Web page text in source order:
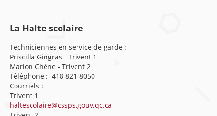
La Halte scolaire
Techniciennes en service de garde :
Priscilla Gingras - Trivent 1
Marion Chêne - Trivent 2
Téléphone : 418 821-8050
Courriels :
Trivent 1
haltescolaire@cssps.gouv.qc.ca